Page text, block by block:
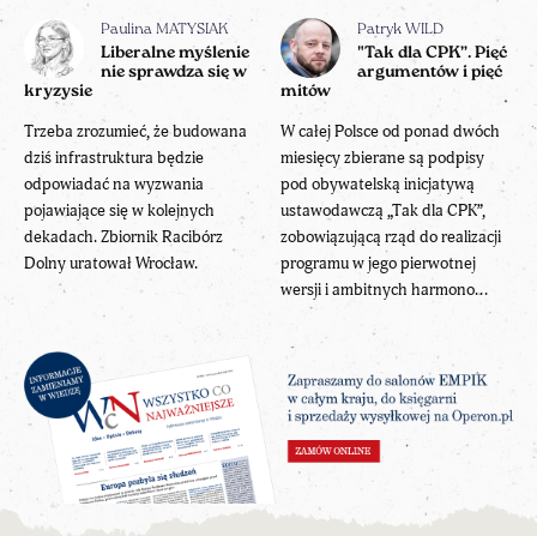
Paulina MATYSIAK
Liberalne myślenie
nie sprawdza się w
kryzysie
Trzeba zrozumieć, że budowana
dziś infrastruktura będzie
odpowiadać na wyzwania
pojawiające się w kolejnych
dekadach. Zbiornik Racibórz
Dolny uratował Wrocław.
Patryk WILD
"Tak dla CPK”. Pięć
argumentów i pięć
mitów
W całej Polsce od ponad dwóch
miesięcy zbierane są podpisy
pod obywatelską inicjatywą
ustawodawczą „Tak dla CPK”,
zobowiązującą rząd do realizacji
programu w jego pierwotnej
wersji i ambitnych harmono...